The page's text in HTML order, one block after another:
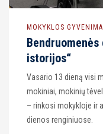
MOKYKLOS
istorijos“
Vasario 13 dieną visi
mokiniai, mokinių
– rinkosi mokykloje ir
dienos renginiuose.